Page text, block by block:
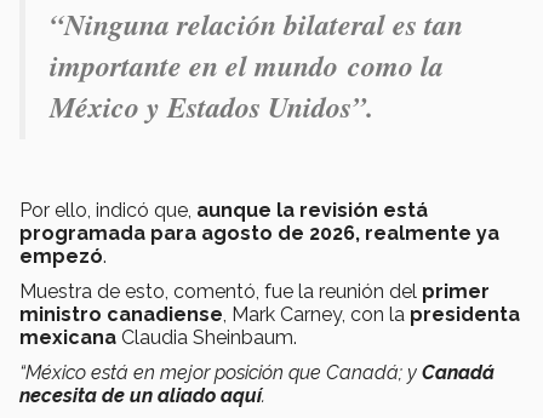
“Ninguna relación bilateral es tan
importante en el mundo como la
México y Estados Unidos”.
Por ello, indicó que, aunque la revisión está
programada para agosto de 2026, realmente ya
empezó.
Muestra de esto, comentó, fue la reunión del primer
ministro canadiense, Mark Carney, con la presidenta
mexicana Claudia Sheinbaum.
“México está en mejor posición que Canadá; y Canadá
necesita de un aliado aquí.